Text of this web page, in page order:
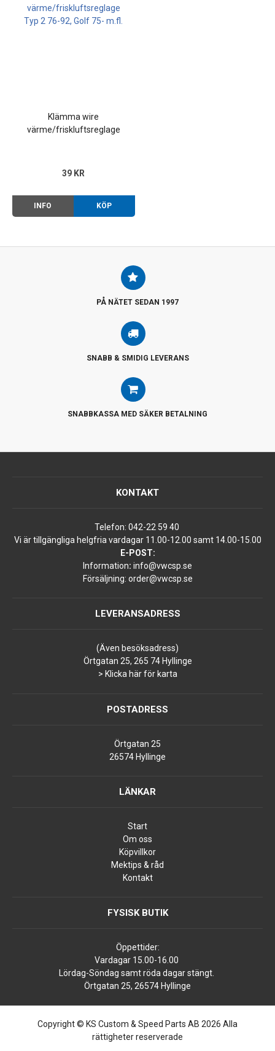
Klämma wire
värme/friskluftsreglage
39 KR
INFO KÖP
PÅ NÄTET SEDAN 1997
SNABB & SMIDIG LEVERANS
SNABBKASSA MED SÄKER BETALNING
KONTAKT
Telefon: 042-22 59 40
Vi är tillgängliga helgfria vardagar 11.00-12.00 samt 14.00-15.00
E-POST:
Information: info@vwcsp.se
Försäljning: order@vwcsp.se
LEVERANSADRESS
(Även besöksadress)
Örtgatan 25, 265 74 Hyllinge
> Klicka här för karta
POSTADRESS
Örtgatan 25
26574 Hyllinge
LÄNKAR
Start
Om oss
Köpvillkor
Mektips & råd
Kontakt
FYSISK BUTIK
Öppettider:
Vardagar 15.00-16.00
Lördag-Söndag samt röda dagar stängt.
Örtgatan 25, 26574 Hyllinge
Copyright © KS Custom & Speed Parts AB 2026 Alla
rättigheter reserverade